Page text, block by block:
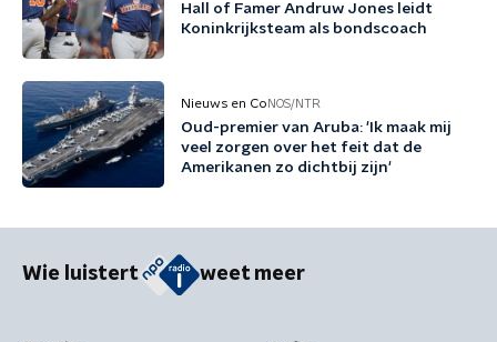
Hall of Famer Andruw Jones leidt
Koninkrijksteam als bondscoach
Nieuws en Co NOS/NTR
Oud-premier van Aruba: 'Ik maak mij
veel zorgen over het feit dat de
Amerikanen zo dichtbij zijn'
Wie luistert weet meer